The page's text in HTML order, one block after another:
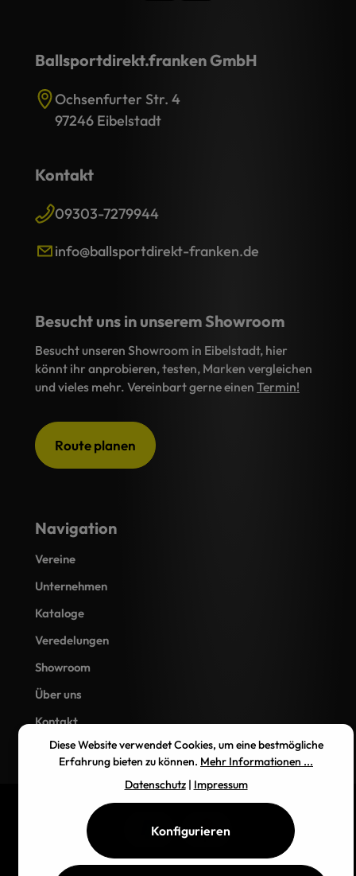
Ballsportdirekt.franken GmbH
Ochsenfurter Str. 4
97246 Eibelstadt
Kontakt
09303-7279944
info@ballsportdirekt-franken.de
Navigation
Vereine
Unternehmen
Kataloge
Veredelungen
Showroom
Über uns
Kontakt
Besucht uns in unserem Showroom
Besucht unseren Showroom in Eibelstadt, hier
könnt ihr anprobieren, testen, Marken vergleichen
und vieles mehr. Vereinbart gerne einen Termin!
Route planen
Diese Website verwendet Cookies, um eine bestmögliche
Erfahrung bieten zu können. Mehr Informationen ...
Datenschutz| Impressum
Konfigurieren